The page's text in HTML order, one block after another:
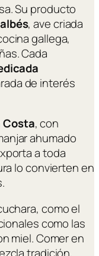
Su producto
, ave criada
gallega,
Cada
de interés
Costa, con
ahumado
a toda
lo convierten en
como el
como las
miel. Comer en
tradición,